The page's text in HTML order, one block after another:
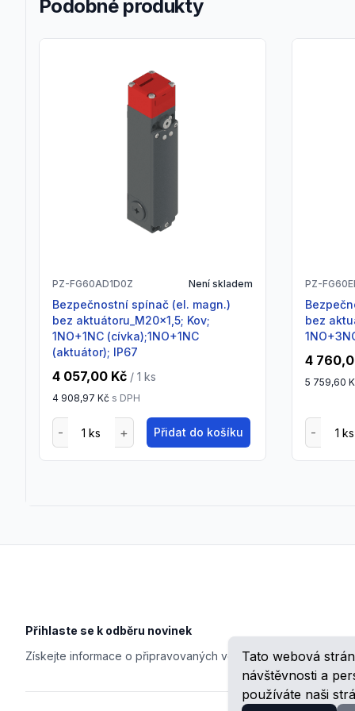
Tato webová
návštěvnosti a
používáte naši
Podobné produkty
PZ-FG60AD1D0Z Není skladem
Bezpečnostní spínač (el. magn.)
bez aktuátoru_M20x1,5; Kov;
1NO+1NC (cívka);1NO+1NC
(aktuátor); IP67
4 057,00 Kč / 1 ks
4 908,97 Kč s DPH
Přidat do košíku
PZ-
Bezpečnostní spínač (el. magn.)
bez
4
5 759,60
Přihlaste se k odběru novinek
Získejte informace o připravovaných veletrzích, školeních,